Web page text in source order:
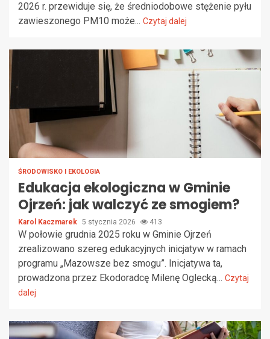
2026 r. przewiduje się, że średniodobowe stężenie pyłu
zawieszonego PM10 może... Czytaj dalej
ŚRODOWISKO I EKOLOGIA
Edukacja ekologiczna w Gminie
Ojrzeń: jak walczyć ze smogiem?
Karol Kaczmarek 5 stycznia 2026 413
W połowie grudnia 2025 roku w Gminie Ojrzeń
zrealizowano szereg edukacyjnych inicjatyw w ramach
programu „Mazowsze bez smogu”. Inicjatywa ta,
prowadzona przez Ekodoradcę Milenę Oglecką... Czytaj
dalej